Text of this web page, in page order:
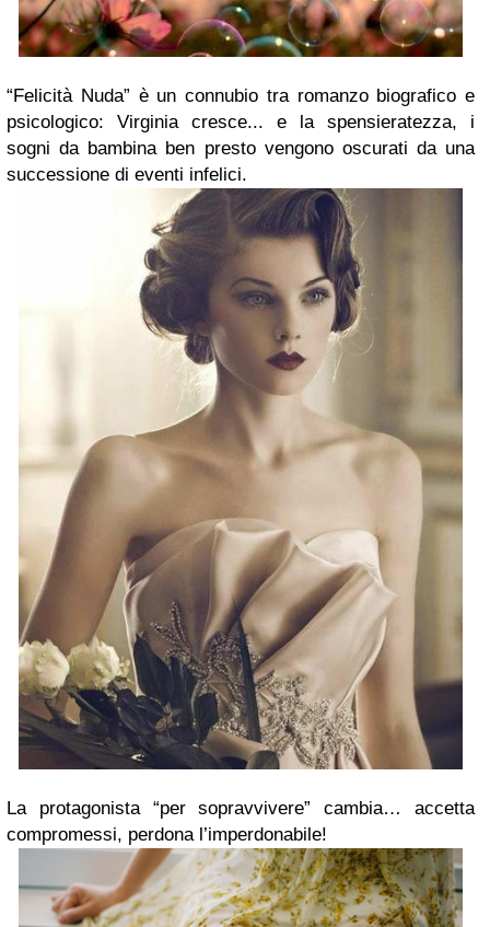
“Felicità Nuda” è un connubio tra romanzo biografico e
psicologico: Virginia cresce... e la spensieratezza, i
sogni da bambina ben presto vengono oscurati da una
successione di eventi infelici.
La protagonista “per sopravvivere” cambia… accetta
compromessi, perdona l’imperdonabile!